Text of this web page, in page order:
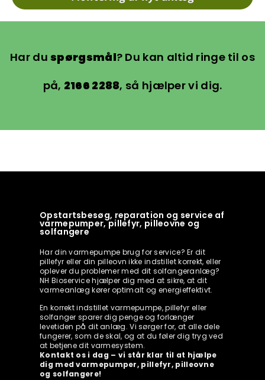
Har duspørgsmål? Du kan altid ringe til os
på, 2166 2288, så hjælper vi dig.
Opstartsbesøg, reparation og service af
varmepumper, pillefyr, pilleovne og
solfangere
Har din varmepumpe brug for service? Er dit
pillefyr eller din pilleovn ikke indstillet korrekt, eller
oplever du problemer med dit solfangeranlæg?
NH Bioservice hjælper dig med at sikre, at dit
varmeanlæg kører optimalt og energieffektivt.
En korrekt indstillet varmepumpe, pillefyr eller
solfanger sparer dig penge og forlænger
levetiden på dit anlæg. Vi sørger for, at alle dele
fungerer, som de skal, og at du føler dig tryg ved
at betjene dit varmesystem.
Kontakt os i dag – vi står klar til at hjælpe
dig med varmepumper, pillefyr, pilleovne
og solfangere!